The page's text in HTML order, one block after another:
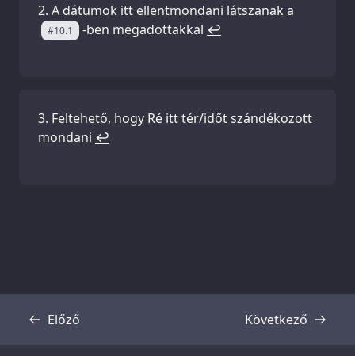
A dátumok itt ellentmondani látszanak a
#10.1 -ben megadottakkal ↩
Feltehető, hogy Ré itt tér/időt szándékozott
mondani ↩
Előző
Átirat Következő
Átirat